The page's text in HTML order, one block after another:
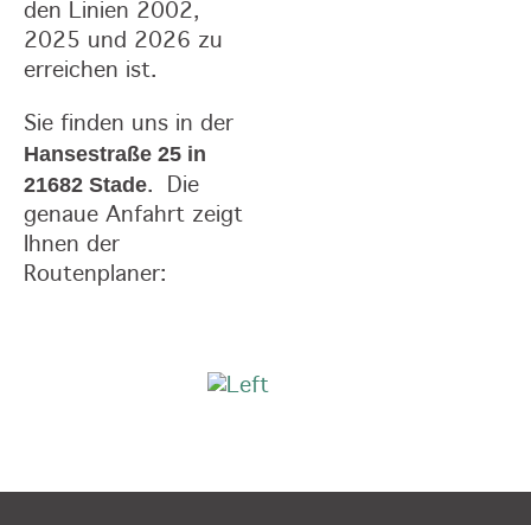
den Linien 2002,
2025 und 2026 zu
erreichen ist.
Sie finden uns in der
Hansestraße 25 in
21682 Stade.
Die
genaue Anfahrt zeigt
Ihnen der
Routenplaner: